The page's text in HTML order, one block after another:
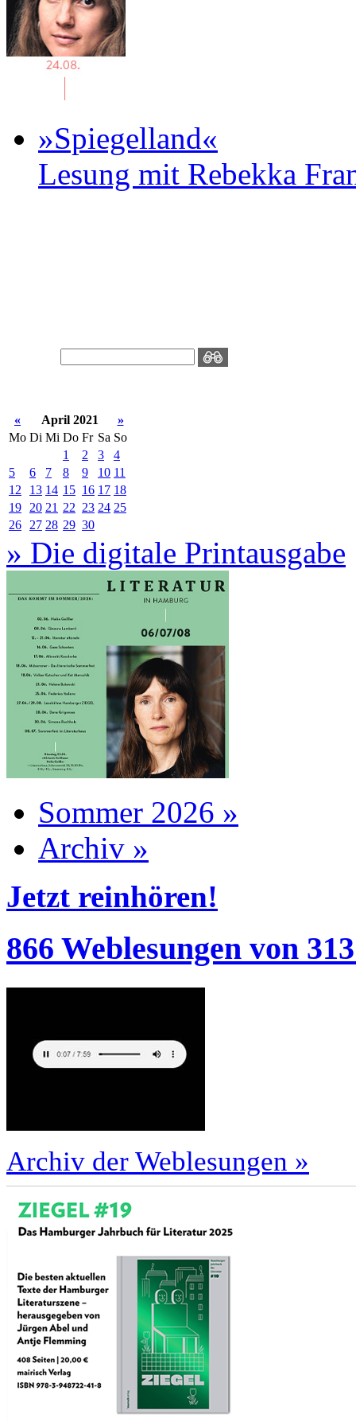
»Spiegelland«
Lesung mit Rebekka
« April 2021
»
Mo Di Mi Do Fr Sa So
1
2 3
4
5
6 7 8 9 10 11
12
13 14 15 16 17 18
19
20 21 22 23 24 25
26
27 28 29 30
» Die digitale Printausgabe
Sommer 2026 »
Archiv »
Jetzt reinhören!
866 Weblesungen von
Archiv der Weblesungen »